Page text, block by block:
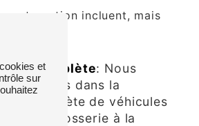
restauration incluent, mais
à :
complète: Nous
dans la
complète de véhicules
de la carrosserie à la
et
sur